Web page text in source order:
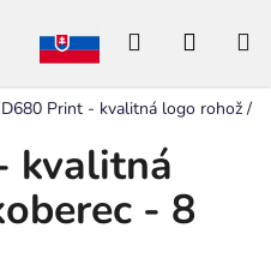
Hľadať
Print - kvalitná logo rohož /
kvalitná
- 8